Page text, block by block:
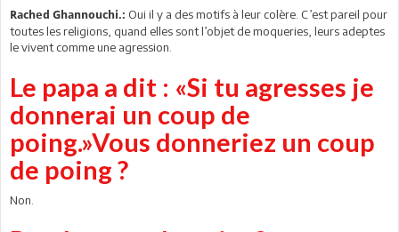
Rached Ghannouchi.: Oui il y a des motifs à leur colère. C’est pareil pour
toutes les religions, quand elles sont l’objet de moqueries, leurs adeptes
le vivent comme une agression.
Le papa a dit : «Si tu agresses je
donnerai un coup de
poing.»Vous donneriez un coup
de poing ?
Non.